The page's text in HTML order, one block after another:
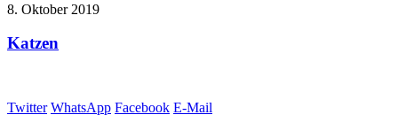
8. Oktober 2019
Katzen
Twitter WhatsApp Facebook E-Mail